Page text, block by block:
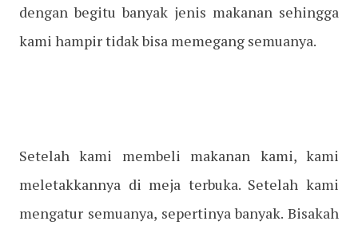
dengan begitu banyak jenis makanan sehingga
kami hampir tidak bisa memegang semuanya.
Setelah kami membeli makanan kami, kami
meletakkannya di meja terbuka. Setelah kami
mengatur semuanya, sepertinya banyak. Bisakah